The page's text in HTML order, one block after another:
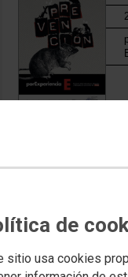
de
sitio usa cookies
porExperiencia nº 74,